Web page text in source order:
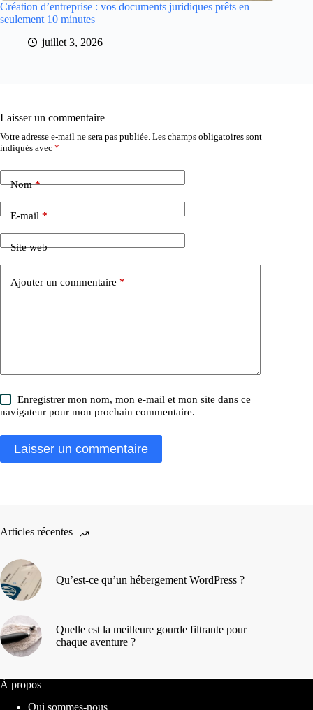
Création d’entreprise : vos documents juridiques prêts en
seulement 10 minutes
juillet 3, 2026
Laisser un commentaire
Votre adresse e-mail ne sera pas publiée. Les champs obligatoires sont
indiqués avec *
Nom*
E-mail*
Site web
Ajouter un commentaire *
Enregistrer mon nom, mon e-mail et mon site dans ce
navigateur pour mon prochain commentaire.
Laisser un commentaire
Articles récentes
Qu’est-ce qu’un hébergement WordPress ?
Quelle est la meilleure gourde filtrante pour
chaque aventure ?
À propos
Qui sommes-nous